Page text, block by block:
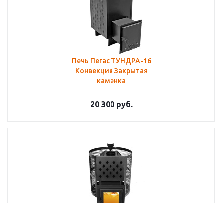
Печь Пегас ТУНДРА-16
Конвекция Закрытая
каменка
20 300руб.